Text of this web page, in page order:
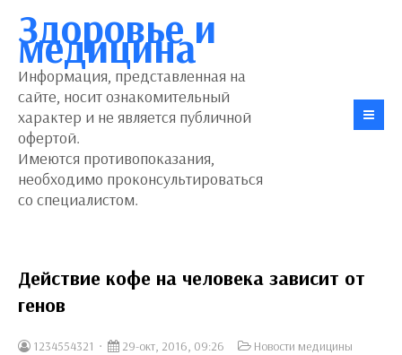
Здоровье и
медицина
Информация, представленная на
сайте, носит ознакомительный
характер и не является публичной
офертой.
Имеются противопоказания,
необходимо проконсультироваться
со специалистом.
Действие кофе на человека зависит от
генов
1234554321 29-окт, 2016, 09:26
Новости медицины